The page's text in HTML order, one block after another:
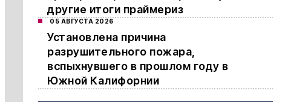
другие итоги праймериз
05 АВГУСТА 2026
Установлена причина
разрушительного пожара,
вспыхнувшего в прошлом году в
Южной Калифорнии